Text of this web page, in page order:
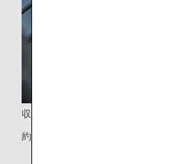
収納式テーブル
約90度に回転する大型テーブル（通路